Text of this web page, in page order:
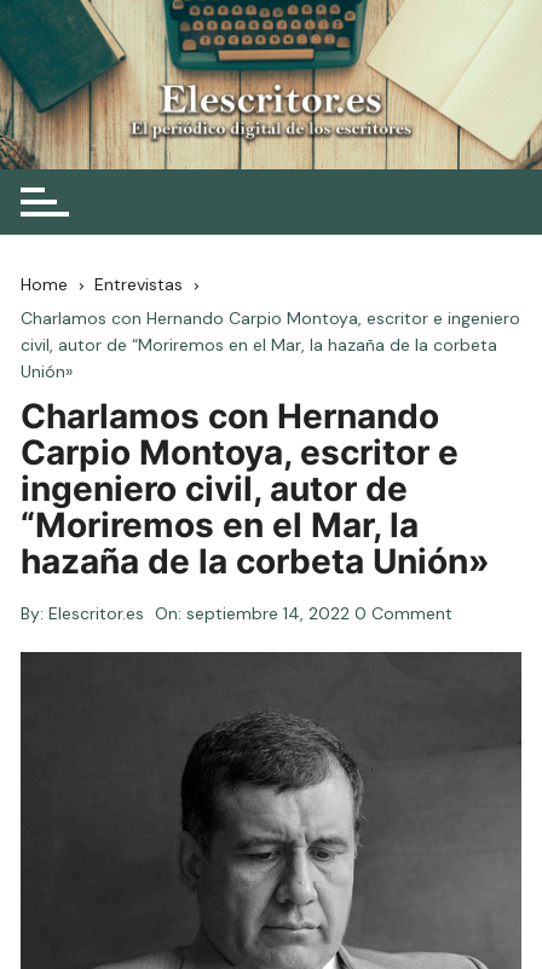
Skip
to
content
Elescritor.es
El periódico digital de los escritores
Home
Entrevistas
Charlamos con Hernando Carpio Montoya, escritor e ingeniero
civil, autor de “Moriremos en el Mar, la hazaña de la corbeta
Unión»
Charlamos con Hernando
Carpio Montoya, escritor e
ingeniero civil, autor de
“Moriremos en el Mar, la
hazaña de la corbeta Unión»
By: Elescritor.es On:septiembre 14, 2022 0 Comment